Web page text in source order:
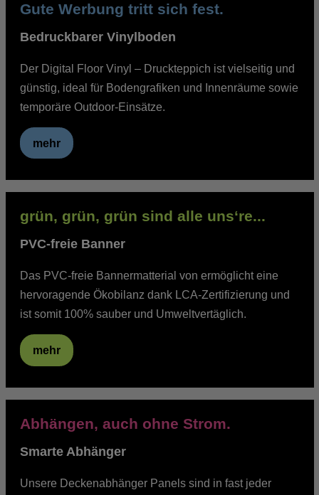
Große Tiere
setzen wir in
Szene
Banner oder Reklametafeln, wir haben sie
alle!
Gute Werbung tritt sich fest.
Bedruckbarer Vinylboden
Der Digital Floor Vinyl – Druckteppich ist vielseitig und
günstig, ideal für Bodengrafiken und Innenräume sowie
temporäre Outdoor-Einsätze.
mehr
grün, grün, grün sind alle uns‘re...
PVC-freie Banner
Das PVC-freie Bannermatterial von ermöglicht eine
hervoragende Ökobilanz dank LCA-Zertifizierung und
ist somit 100% sauber und Umweltvertäglich.
mehr
Abhängen, auch ohne Strom.
Smarte Abhänger
Unsere Deckenabhänger Panels sind in fast jeder